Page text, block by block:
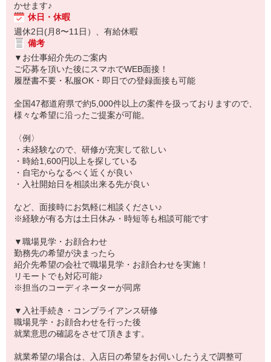
かせます♪
休日・休暇
週休2日(月8〜11日）、有給休暇
備考
▼お仕事紹介先のご案内
ご応募を頂いた後にスマホでWEB面接！
履歴書不要・私服OK・即日での登録面接も可能
全国47都道府県で約5,000件以上の案件を扱っておりますので、
様々な希望に沿ったご提案が可能。
〈例〉
・未経験なので、研修が充実して欲しい
・時給1,600円以上を探している
・自宅からなるべく近くが良い
・入社開始日を相談出来る先が良い
など、面接時にお気軽に相談ください♪
※経験が有る方は土日休み・時短等も相談可能です
▼職場見学・お顔合わせ
勤務先の希望が決まったら
紹介先希望の会社で職場見学・お顔合わせを実施！
リモートでも対応可能♪
※担当のコーディネーターが同席
▼入社手続き・コンプライアンス研修
職場見学・お顔合わせを行った後
就業意思の確認をさせて頂きます。
就業希望の場合は、入店日の希望をお伺いしたうえで調整可